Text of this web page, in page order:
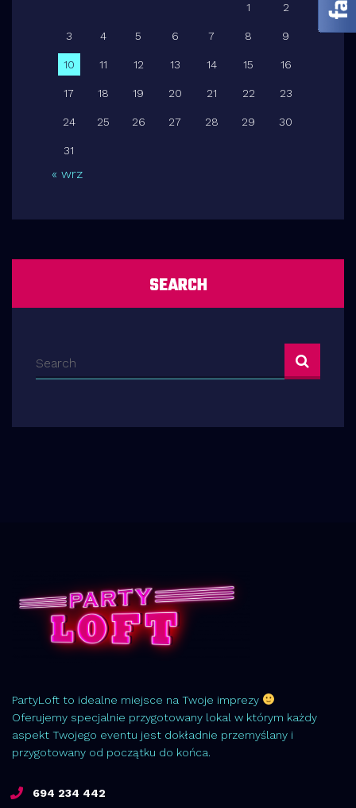
1 2
3 4 5 6 7 8 9
10 11 12 13 14 15 16
17 18 19 20 21 22 23
24 25 26 27 28 29 30
31
« wrz
SEARCH
PartyLoft to idealne miejsce na Twoje imprezy
Oferujemy specjalnie przygotowany lokal w którym każdy
aspekt Twojego eventu jest dokładnie przemyślany i
przygotowany od początku do końca.
694 234 442